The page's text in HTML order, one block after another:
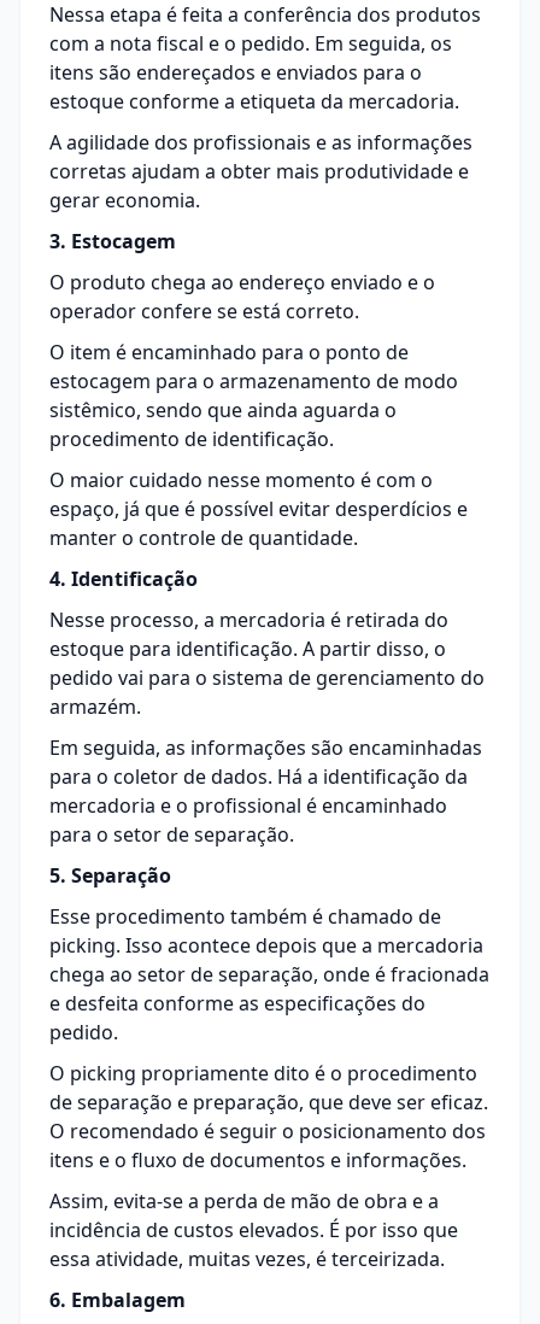
Nessa etapa é feita a conferência dos produtos
com a nota fiscal e o pedido. Em seguida, os
itens são endereçados e enviados para o
estoque conforme a etiqueta da mercadoria.
A agilidade dos profissionais e as informações
corretas ajudam a obter mais produtividade e
gerar economia.
3. Estocagem
O produto chega ao endereço enviado e o
operador confere se está correto.
O item é encaminhado para o ponto de
estocagem para o armazenamento de modo
sistêmico, sendo que ainda aguarda o
procedimento de identificação.
O maior cuidado nesse momento é com o
espaço, já que é possível evitar desperdícios e
manter o controle de quantidade.
4. Identificação
Nesse processo, a mercadoria é retirada do
estoque para identificação. A partir disso, o
pedido vai para o sistema de gerenciamento do
armazém.
Em seguida, as informações são encaminhadas
para o coletor de dados. Há a identificação da
mercadoria e o profissional é encaminhado
para o setor de separação.
5. Separação
Esse procedimento também é chamado de
picking. Isso acontece depois que a mercadoria
chega ao setor de separação, onde é fracionada
e desfeita conforme as especificações do
pedido.
O picking propriamente dito é o procedimento
de separação e preparação, que deve ser eficaz.
O recomendado é seguir o posicionamento dos
itens e o fluxo de documentos e informações.
Assim, evita-se a perda de mão de obra e a
incidência de custos elevados. É por isso que
essa atividade, muitas vezes, é terceirizada.
6. Embalagem